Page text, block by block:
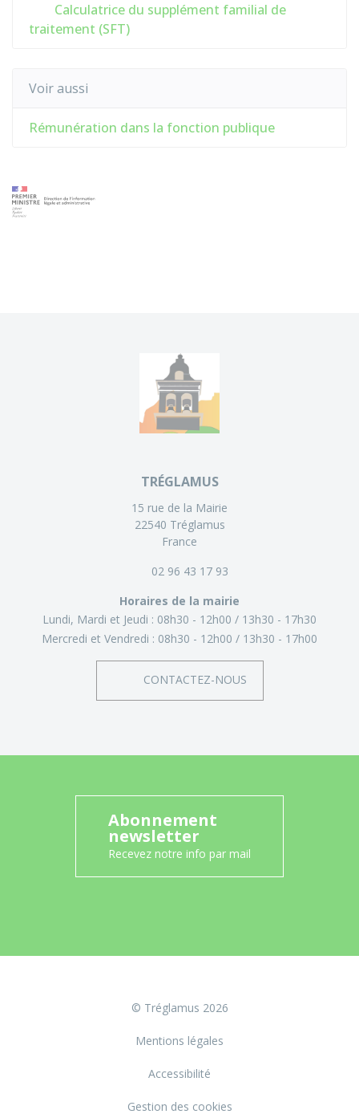
Calculatrice du supplément familial de
traitement (SFT)
Voir aussi
Rémunération dans la fonction publique
TRÉGLAMUS
15 rue de la Mairie
22540 Tréglamus
France
02 96 43 17 93
Horaires de la mairie
Lundi, Mardi et Jeudi : 08h30 - 12h00
13h30 - 17h30
Mercredi et Vendredi : 08h30 - 12h00 13h30 - 17h00
CONTACTEZ-NOUS
Abonnement
newsletter
Recevez notre info par mail
© Tréglamus 2026
Mentions légales
Accessibilité
Gestion des cookies